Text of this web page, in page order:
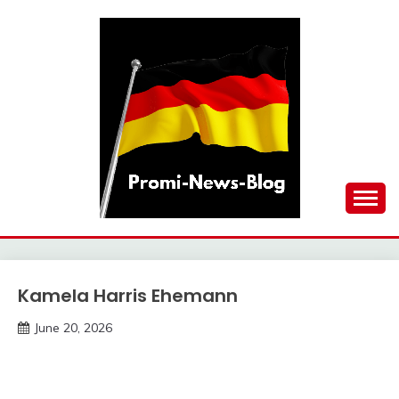
PROMI-NEWS-BLOG
Trends
Kamela Harris Ehemann
June 20, 2026